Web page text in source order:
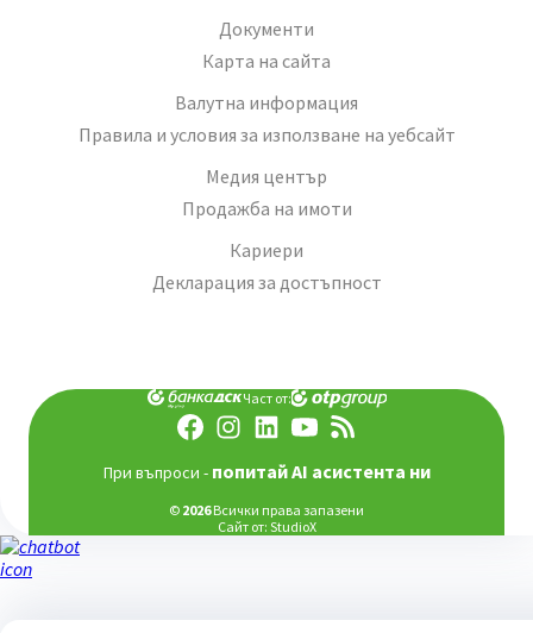
Документи
Карта на сайта
Валутна информация
Правила и условия за използване на уебсайт
Медия център
Продажба на имоти
Кариери
Декларация за достъпност
Част от:
При въпроси - попитай AI асистента ни
© 2026Всички права запазени
Сайт от: StudioX